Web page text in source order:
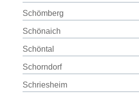
Schömberg
Schönaich
Schöntal
Schorndorf
Schriesheim